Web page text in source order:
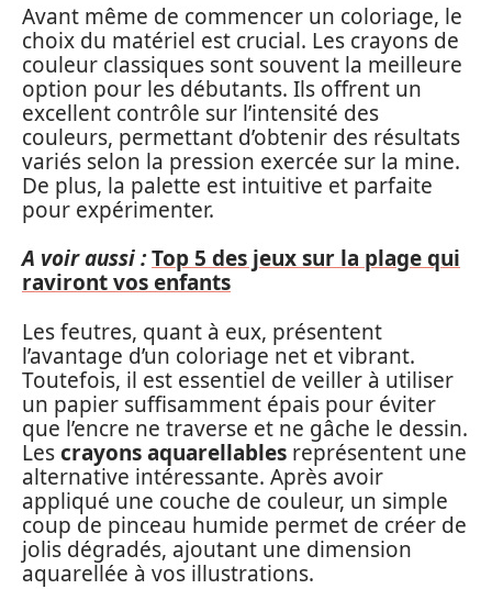
Avant même de commencer un coloriage, le
choix du matériel est crucial. Les crayons de
couleur classiques sont souvent la meilleure
option pour les débutants. Ils offrent un
excellent contrôle sur l’intensité des
couleurs, permettant d’obtenir des résultats
variés selon la pression exercée sur la mine.
De plus, la palette est intuitive et parfaite
pour expérimenter.
A voir aussi :Top 5 des jeux sur la plage qui
raviront vos enfants
Les feutres, quant à eux, présentent
l’avantage d’un coloriage net et vibrant.
Toutefois, il est essentiel de veiller à utiliser
un papier suffisamment épais pour éviter
que l’encre ne traverse et ne gâche le dessin.
Lescrayons aquarellables représentent une
alternative intéressante. Après avoir
appliqué une couche de couleur, un simple
coup de pinceau humide permet de créer de
jolis dégradés, ajoutant une dimension
aquarellée à vos illustrations.